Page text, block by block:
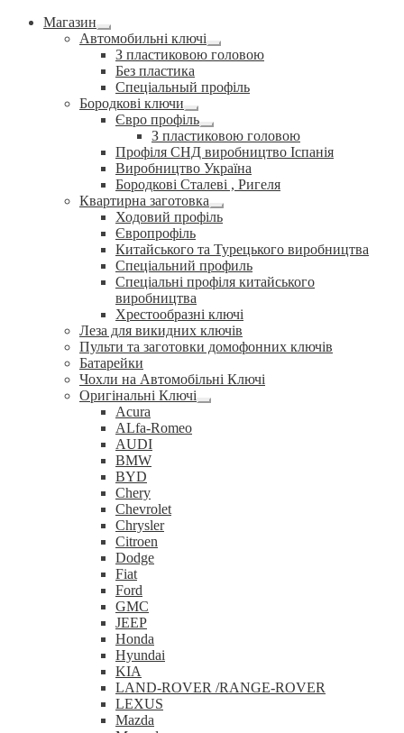
Магазин
Розгорнуте
вкладене
меню
Автомобильні ключі
Розгорнуте
вкладене
З пластиковою головою
Без пластика
Спеціальный профіль
Бородкові ключи
Розгорнуте
вкладене
меню
Євро профіль
Розгорнуте
вкладене
меню
З пластиковою головою
Профіля СНД виробництво Іспанія
Виробництво Україна
Бородкові Сталеві , Ригеля
Квартирна заготовка
Розгорнуте
вкладене
Ходовий профіль
Європрофіль
Китайського та Турецького виробництва
Спеціальний профиль
Спеціальні профіля китайського
виробництва
Хрестообразні ключі
Леза для викидних ключів
Пульти та заготовки домофонних ключів
Батарейки
Чохли на Автомобільні Ключі
Оригінальні Ключі
Розгорнуте
Acura
ALfa-Romeo
AUDI
BMW
BYD
Chery
Chevrolet
Chrysler
Citroen
Dodge
Fiat
Ford
GMC
JEEP
Honda
Hyundai
KIA
LAND-ROVER /RANGE-ROVER
LEXUS
Mazda